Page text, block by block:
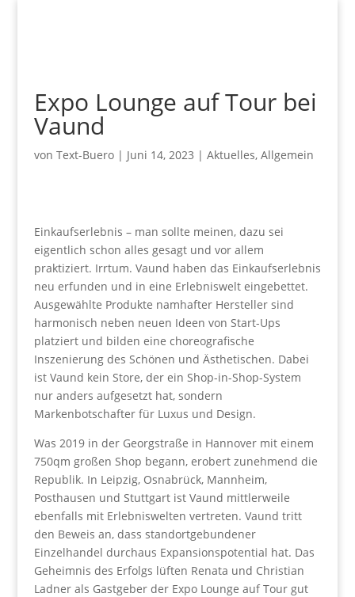
Expo Lounge auf Tour bei
Vaund
von Text-Buero| Juni 14, 2023 | Aktuelles, Allgemein
Einkaufserlebnis – man sollte meinen, dazu sei
eigentlich schon alles gesagt und vor allem
praktiziert. Irrtum. Vaund haben das Einkaufserlebnis
neu erfunden und in eine Erlebniswelt eingebettet.
Ausgewählte Produkte namhafter Hersteller sind
harmonisch neben neuen Ideen von Start-Ups
platziert und bilden eine choreografische
Inszenierung des Schönen und Ästhetischen. Dabei
ist Vaund kein Store, der ein Shop-in-Shop-System
nur anders aufgesetzt hat, sondern
Markenbotschafter für Luxus und Design.
Was 2019 in der Georgstraße in Hannover mit einem
750qm großen Shop begann, erobert zunehmend die
Republik. In Leipzig, Osnabrück, Mannheim,
Posthausen und Stuttgart ist Vaund mittlerweile
ebenfalls mit Erlebniswelten vertreten. Vaund tritt
den Beweis an, dass standortgebundener
Einzelhandel durchaus Expansionspotential hat. Das
Geheimnis des Erfolgs lüften Renata und Christian
Ladner als Gastgeber der Expo Lounge auf Tour gut